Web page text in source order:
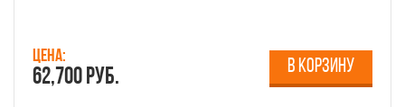
Цена:
62,700 руб. В КОРЗИНУ